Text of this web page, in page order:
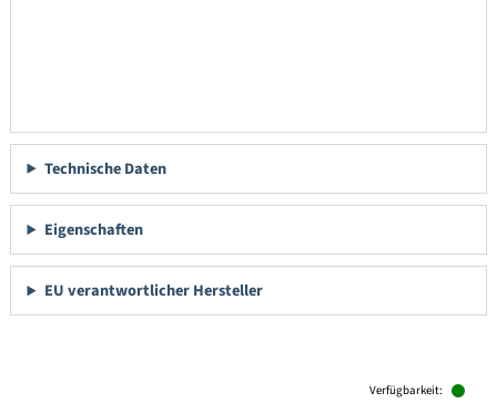
Technische Daten
Eigenschaften
EU verantwortlicher Hersteller
Verfügbarkeit: